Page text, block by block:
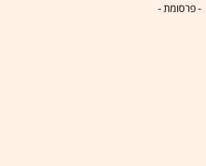
- פרסומת -